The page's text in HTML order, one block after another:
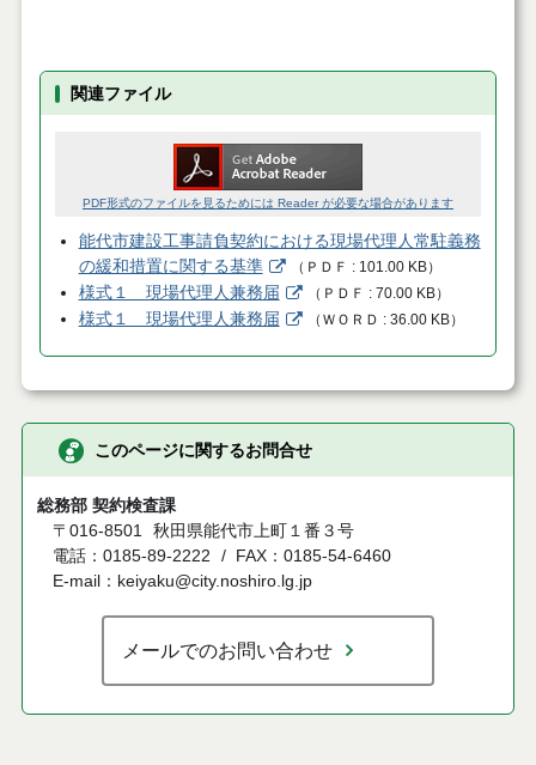
関連ファイル
PDF形式のファイルを見るためには Reader が必要な場合があります
能代市建設工事請負契約における現場代理人常駐義務
の緩和措置に関する基準
（ ＰＤＦ 101.00 KB）
様式１ 現場代理人兼務届 （ ＰＤＦ 70.00 KB）
様式１ 現場代理人兼務届 （ ＷＯＲＤ 36.00 KB）
このページに関するお問合せ
総務部 契約検査課
〒016-8501
秋田県能代市上町１番３号
電話：0185-89-2222
FAX：0185-54-6460
E-mail：keiyaku@city.noshiro.lg.jp
メールでのお問い合わせ